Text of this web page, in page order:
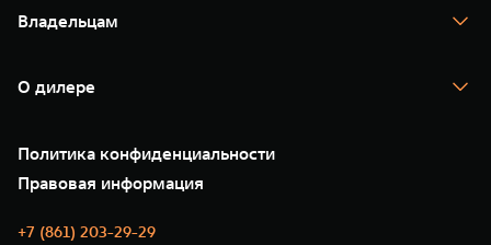
Тест-драйв
TANK Финансы
Корпоративным клиентам
Зарядные станции
Владельцам
Помощь на дороге
Новые цифровые сервисы TANK
Сервис
Нулевое ТО
Моторные масла
О дилере
35 лет GWM
GWM ТЕХ ДЕНЬ
Новости
Политика конфиденциальности
Правовая информация
+7 (861) 203-29-29